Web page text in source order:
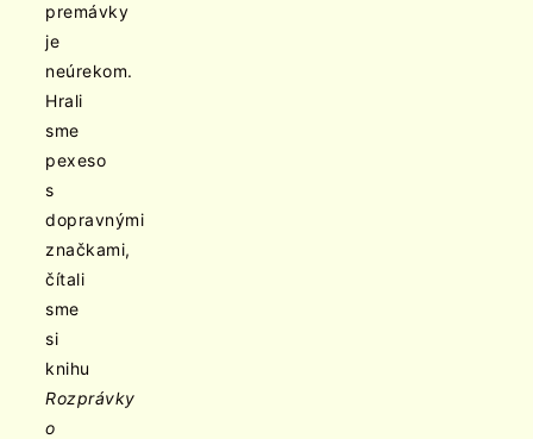
premávky
je
neúrekom.
Hrali
sme
pexeso
s
dopravnými
značkami,
čítali
sme
si
knihu
Rozprávky
o